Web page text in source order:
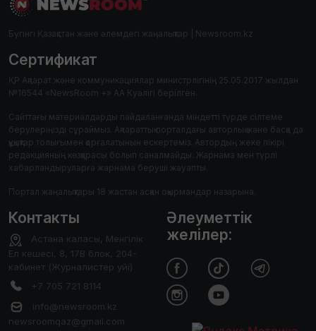
Бүгінгі Қазақстан және әлемдегі жаңалықтар | Newsroom.kz
Сертификат
ҚР Ақпарат және коммуникациялар министрлігінің 25.05.2017 жылдан
№16544 «NewsRoom +» АА Куәлігі берілген.
Сайттағы материалдарды пайдаланғанда міндетті түрде сілтеме
берулеріңізді сұраймыз. Ақпараттық порталдағы авторлық және басқа да
құқықтар толығымен қорғалатынын ескертеміз. Автордың жеке пікірі
редакцияның көзқарасы болып саналмайды. Жарнама мен түрлі
хабарландыруларға жарнама беруші жауапты.
Портал жаңалықтары 18 жастан асқан оқырмандар назарына.
Контакты
Астана каласы, Менгілік
Ел кешесі, 8, 17В блок, 204-
кабинет (Журналистер уйі)
+7 705 721 8114
info@newsroom.kz
newsroomqaz@gmail.com
Әлеуметтік
желілер: